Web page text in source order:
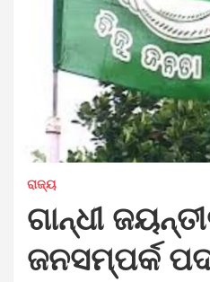
ରାଜ୍ୟ
ଗାନ୍ଧୀ
ଜନସମ୍ପର୍କ